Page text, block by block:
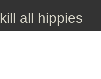
kill all hippies